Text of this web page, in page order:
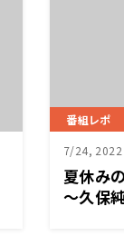
番組レポ
7/24, 2022
夏休み
～久保